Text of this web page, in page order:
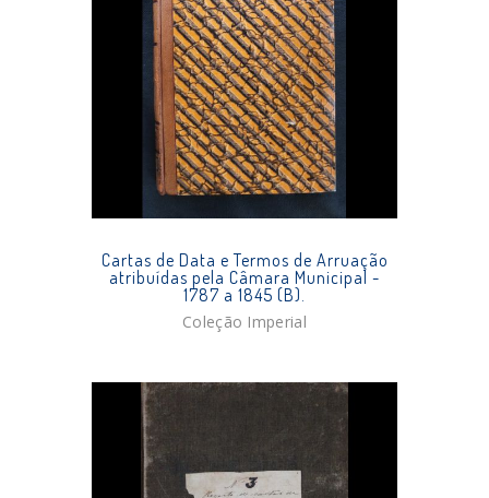
Cartas de Data e Termos de Arruação
atribuídas pela Câmara Municipal -
1787 a 1845 (B).
Coleção Imperial